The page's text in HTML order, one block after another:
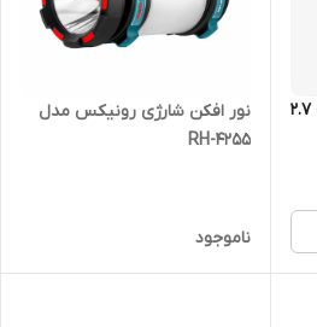
میخ چاشنی میخکوب ردهیت 2.7
نور افکن شارژی رونیکس مدل
RH-4255
ناموجود